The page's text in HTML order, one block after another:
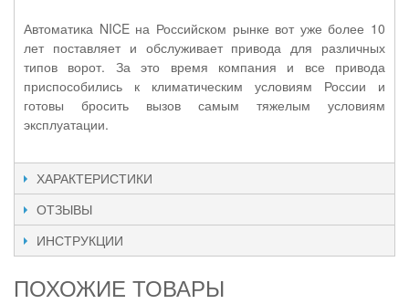
Автоматика NICE на Российском рынке вот уже более 10
лет поставляет и обслуживает привода для различных
типов ворот. За это время компания и все привода
приспособились к климатическим условиям России и
готовы бросить вызов самым тяжелым условиям
эксплуатации.
ХАРАКТЕРИСТИКИ
ОТЗЫВЫ
ИНСТРУКЦИИ
ПОХОЖИЕ ТОВАРЫ